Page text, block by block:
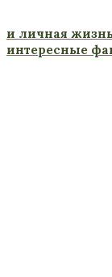
и личная
интересные